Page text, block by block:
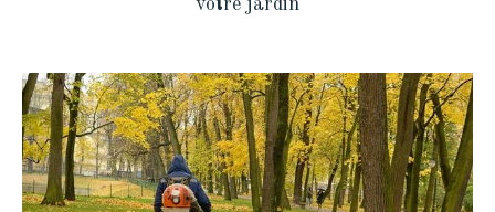
votre jardin